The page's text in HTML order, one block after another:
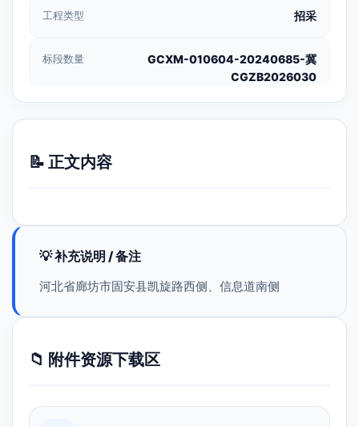
工程类型 招采
标段数量
GCXM-010604-20240685-冀
CGZB2026030
📝 正文内容
💡 补充说明 / 备注
河北省廊坊市固安县凯旋路西侧、信息道南侧
📁 附件资源下载区